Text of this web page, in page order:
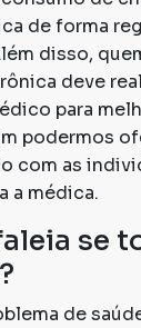
de forma
disso,
deve
para
podermos
com as
a médica.
se
de